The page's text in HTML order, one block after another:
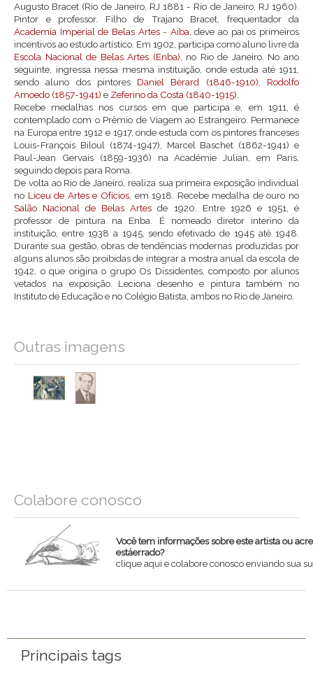
Augusto Bracet (Rio de Janeiro, RJ 1881 - Rio de Janeiro, RJ 1960).
Pintor e professor. Filho de Trajano Bracet, frequentador da
Academia Imperial de Belas Artes - Aiba , deve ao pai os primeiros
incentivos ao estudo artístico. Em 1902, participa como aluno livre da
Escola Nacional de Belas Artes (Enba) , no Rio de Janeiro. No ano
seguinte, ingressa nessa mesma instituição, onde estuda até 1911,
sendo aluno dos pintores Daniel Bérard (1846-1910)
Rodolfo
Amoedo (1857-1941) e Zeferino da Costa (1840-1915)
Recebe medalhas nos cursos em que participa e, em 1911, é
contemplado com o Prêmio de Viagem ao Estrangeiro. Permanece
na Europa entre 1912 e 1917, onde estuda com os pintores franceses
Louis-François Biloul (1874-1947), Marcel Baschet (1862-1941) e
Paul-Jean Gervais (1859-1936) na Académie Julian, em Paris,
seguindo depois para Roma.
De volta ao Rio de Janeiro, realiza sua primeira exposição individual
no Liceu de Artes e Ofícios, em 1918. Recebe medalha de ouro no
Salão Nacional de Belas Artes de 1920. Entre 1926 e 1951, é
professor de pintura na Enba. É nomeado diretor interino da
instituição, entre 1938 a 1945, sendo efetivado de 1945 até 1948.
Durante sua gestão, obras de tendências modernas produzidas por
alguns alunos são proibidas de integrar a mostra anual da escola de
1942, o que origina o grupo Os Dissidentes, composto por alunos
vetados na exposição. Leciona desenho e pintura também no
Instituto de Educação e no Colégio Batista, ambos no Rio de Janeiro.
Outras imagens
Colabore conosco
Você tem informações sobre este artista ou
estáerrado?
clique aqui e colabore conosco enviando sua
Principais tags